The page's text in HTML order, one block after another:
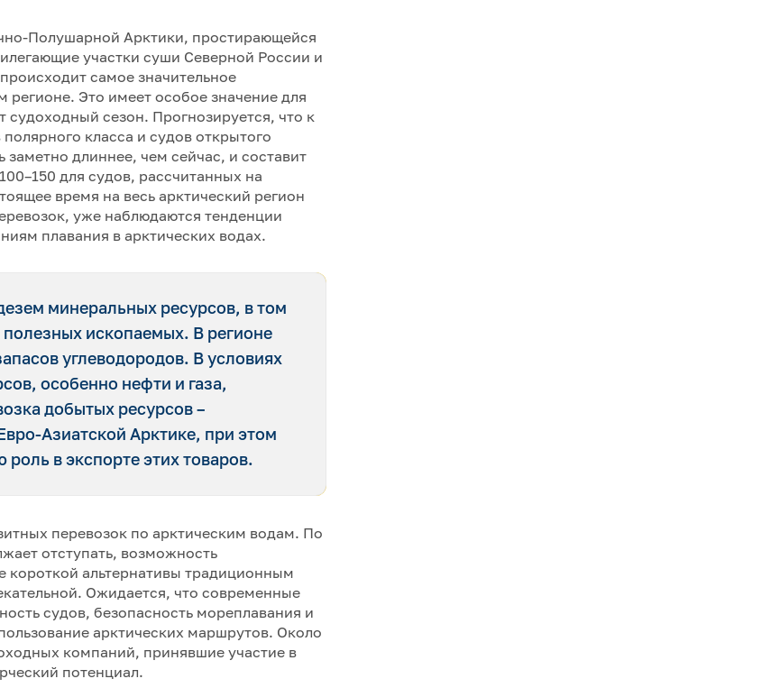
Полушарной Арктики, простирающейся
участки суши Северной России и
самое значительное
регионе. Это имеет особое значение для
судоходный сезон. Прогнозируется, что к
класса и судов открытого
длиннее, чем сейчас, и составит
для судов, рассчитанных на
время на весь арктический регион
уже наблюдаются тенденции
плавания в арктических водах.
минеральных ресурсов, в том
ископаемых. В регионе
углеводородов. В условиях
особенно нефти и газа,
добытых ресурсов –
Азиатской Арктике, при этом
в экспорте этих товаров.
перевозок по арктическим водам. По
отступать, возможность
короткой альтернативы традиционным
Ожидается, что современные
судов, безопасность мореплавания и
арктических маршрутов. Около
компаний, принявшие участие в
потенциал.